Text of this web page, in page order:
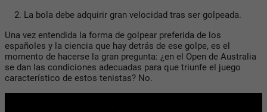
La bola debe adquirir gran velocidad tras ser golpeada.
Una vez entendida la forma de golpear preferida de los
españoles y la ciencia que hay detrás de ese golpe, es el
momento de hacerse la gran pregunta: ¿en el Open de Australia
se dan las condiciones adecuadas para que triunfe el juego
característico de estos tenistas? No.